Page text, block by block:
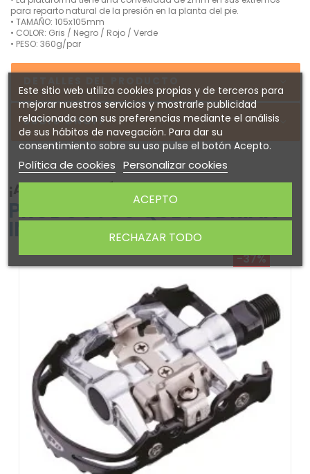
para reparto natural de la presión en la planta del pie.
• TAMAÑO: 105x105mm
• COLOR: Gris / Negro / Rojo / Verde
• PESO: 360g/par
Sobre ONOFF
¡ATENTO! AQUÍ TE DEJAMOS ALGUNOS
PRODUCTOS QUE PODRÍAN
INTERESARTE
-37%
Este sitio web utiliza cookies propias y de terceros para
mejorar nuestros servicios y mostrarle publicidad
relacionada con sus preferencias mediante el análisis
de sus hábitos de navegación. Para dar su
consentimiento sobre su uso pulse el botón Acepto.
Política de cookies Personalizar cookies
RECHAZAR TODO
ACEPTO